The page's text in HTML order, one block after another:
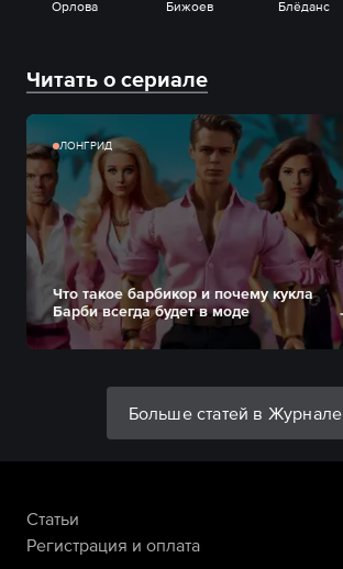
Орлова
Бижоев
Блёданс
Читать о сериале
ЛОНГРИД
Что такое барбикор и почему кукла
Барби всегда будет в моде
Больше статей в Журнале
Статьи
Регистрация и оплата